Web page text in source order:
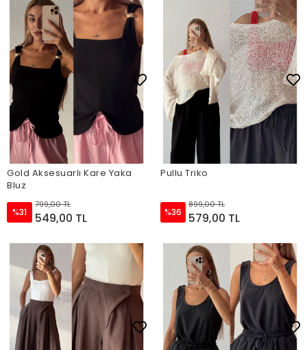
Gold Aksesuarlı Kare Yaka
Bluz
%31
799,00 TL
549,00 TL
Pullu Triko
%36
899,00 TL
579,00 TL